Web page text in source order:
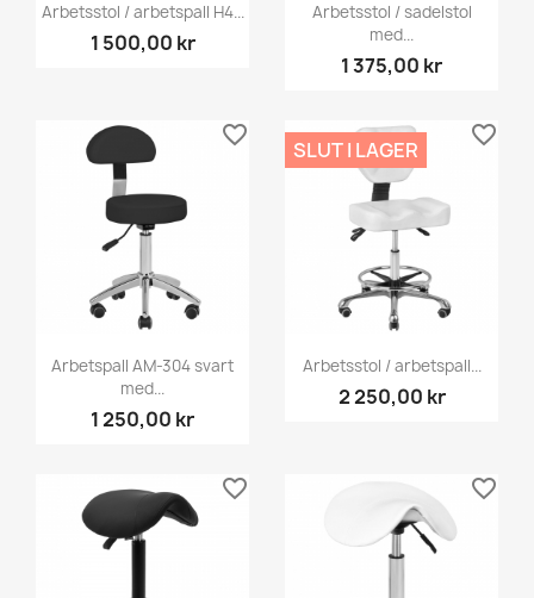
Arbetsstol / arbetspall H4...
1 500,00 kr
Arbetsstol / sadelstol
med...
1 375,00 kr
Arbetspall AM-304 svart
med...
1 250,00 kr
favorite_border
Arbetsstol / arbetspall...
2 250,00 kr
SLUT I LAGER
favorite_border
favorite_border favorite_border